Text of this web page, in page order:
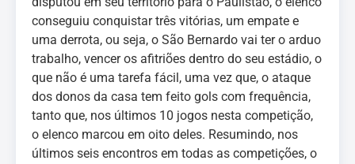
conseguiu conquistar três vitórias, um empate e
uma derrota, ou seja, o São Bernardo vai ter o arduo
trabalho, vencer os afitriões dentro do seu estádio, o
que não é uma tarefa fácil, uma vez que, o ataque
dos donos da casa tem feito gols com frequência,
tanto que, nos últimos 10 jogos nesta competição,
o elenco marcou em oito deles. Resumindo, nos
últimos seis encontros em todas as competições, o